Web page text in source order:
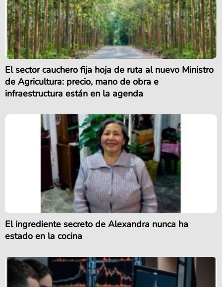
El sector cauchero fija hoja de ruta al nuevo Ministro
de Agricultura: precio, mano de obra e
infraestructura están en la agenda
El ingrediente secreto de Alexandra nunca ha
estado en la cocina